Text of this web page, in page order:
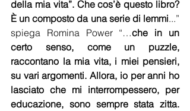
della mia vita”. Che cos’è questo libro?
È un composto da una serie di lemmi...”
spiega Romina Power “…che in un
certo senso, come un puzzle,
raccontano la mia vita, i miei pensieri,
su vari argomenti. Allora, io per anni ho
lasciato che mi interrompessero, per
educazione, sono sempre stata zitta.